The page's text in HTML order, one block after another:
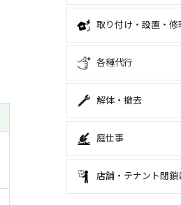
取り付け・設置・修
各種代行
解体・撤去
庭仕事
店舗・テナント閉鎖